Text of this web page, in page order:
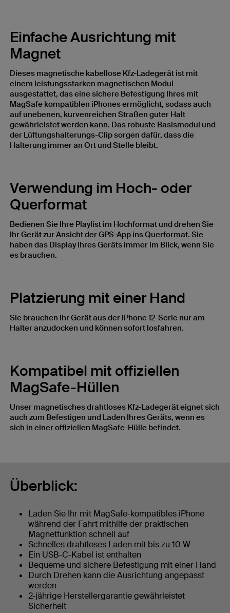
Einfache Ausrichtung mit
Magnet
Dieses magnetische kabellose Kfz-Ladegerät ist mit
einem leistungsstarken magnetischen Modul
ausgestattet, das eine sichere Befestigung Ihres mit
MagSafe kompatiblen iPhones ermöglicht, sodass auch
auf unebenen, kurvenreichen Straßen guter Halt
gewährleistet werden kann. Das robuste Basismodul und
der Lüftungshalterungs-Clip sorgen dafür, dass die
Halterung immer an Ort und Stelle bleibt.
Verwendung im Hoch- oder
Querformat
Bedienen Sie Ihre Playlist im Hochformat und drehen Sie
Ihr Gerät zur Ansicht der GPS-App ins Querformat. Sie
haben das Display Ihres Geräts immer im Blick, wenn Sie
es brauchen.
Platzierung mit einer Hand
Sie brauchen Ihr Gerät aus der iPhone 12-Serie nur am
Halter anzudocken und können sofort losfahren.
Kompatibel mit offiziellen
MagSafe-Hüllen
Unser magnetisches drahtloses Kfz-Ladegerät eignet sich
auch zum Befestigen und Laden Ihres Geräts, wenn es
sich in einer offiziellen MagSafe-Hülle befindet.
Überblick:
Laden Sie Ihr mit MagSafe-kompatibles iPhone
während der Fahrt mithilfe der praktischen
Magnetfunktion schnell auf
Schnelles drahtloses Laden mit bis zu 10 W
Ein USB-C-Kabel ist enthalten
Bequeme und sichere Befestigung mit einer Hand
Durch Drehen kann die Ausrichtung angepasst
werden
2-jährige Herstellergarantie gewährleistet
Sicherheit